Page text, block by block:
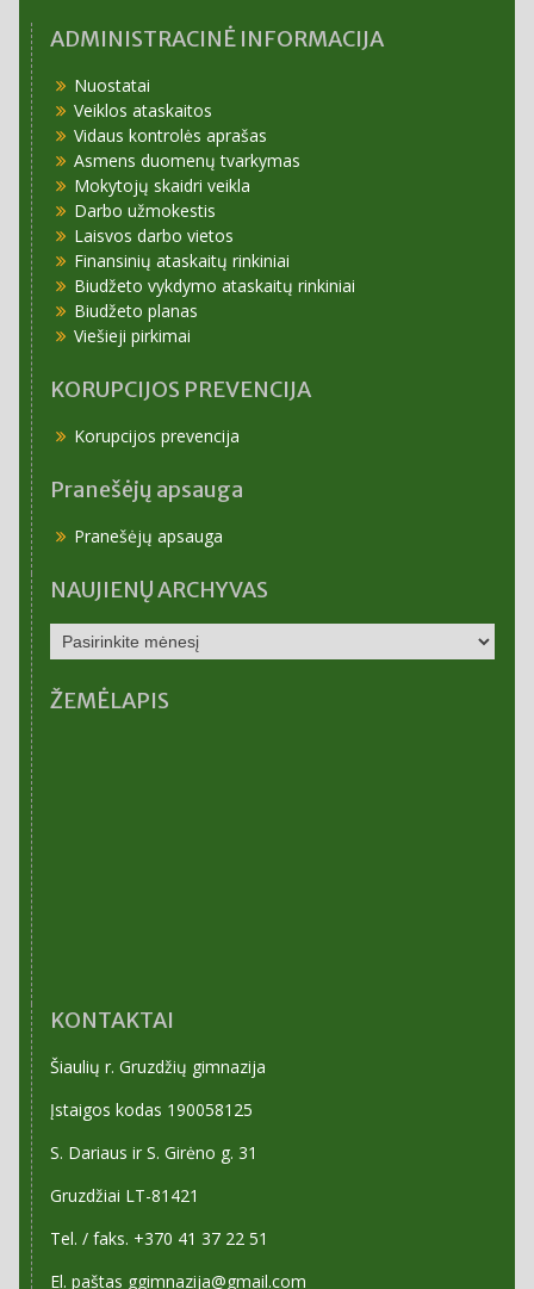
ADMINISTRACINĖ INFORMACIJA
Nuostatai
Veiklos ataskaitos
Vidaus kontrolės aprašas
Asmens duomenų tvarkymas
Mokytojų skaidri veikla
Darbo užmokestis
Laisvos darbo vietos
Finansinių ataskaitų rinkiniai
Biudžeto vykdymo ataskaitų rinkiniai
Biudžeto planas
Viešieji pirkimai
KORUPCIJOS PREVENCIJA
Korupcijos prevencija
Pranešėjų apsauga
Pranešėjų apsauga
NAUJIENŲ ARCHYVAS
NAUJIENŲ
ARCHYVAS
ŽEMĖLAPIS
KONTAKTAI
Šiaulių r. Gruzdžių gimnazija
Įstaigos kodas 190058125
S. Dariaus ir S. Girėno g. 31
Gruzdžiai LT-81421
Tel. / faks. +370 41 37 22 51
El. paštas ggimnazija@gmail.com